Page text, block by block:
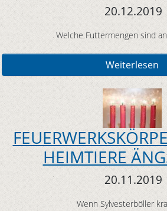
20.12.2019
Welche Futtermengen sind
Weiterlesen
HEIMTIERE
20.11.2019
Wenn Sylvesterböller